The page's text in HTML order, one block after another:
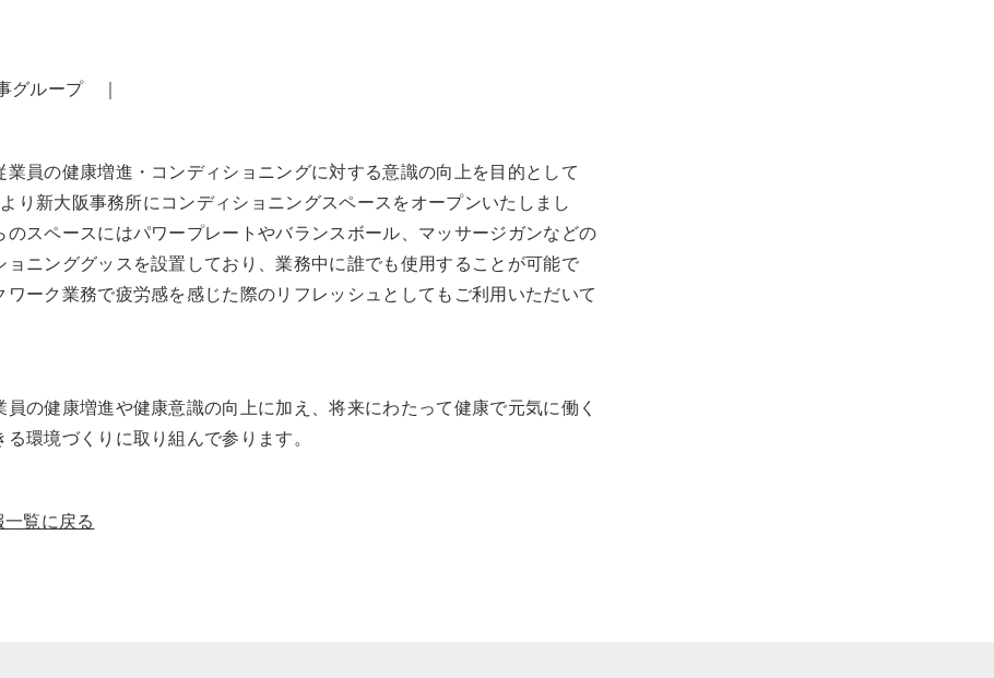
グループ ｜
業員の健康増進・コンディショニングに対する意識の向上を目的として
り新大阪事務所にコンディショニングスペースをオープンいたしまし
のスペースにはパワープレートやバランスボール、マッサージガンなどの
ョニンググッスを設置しており、業務中に誰でも使用することが可能で
ワーク業務で疲労感を感じた際のリフレッシュとしてもご利用いただいて
員の健康増進や健康意識の向上に加え、将来にわたって健康で元気に働く
る環境づくりに取り組んで参ります。
一覧に戻る